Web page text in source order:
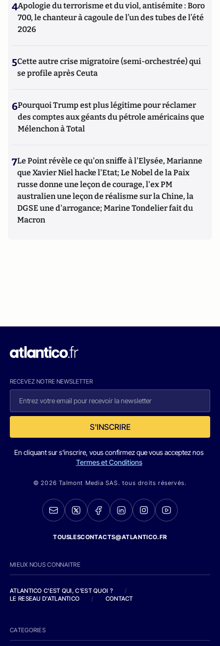
4Apologie du terrorisme et du viol, antisémite : Boro
700, le chanteur à cagoule de l’un des tubes de l’été
2026
5Cette autre crise migratoire (semi-orchestrée) qui
se profile après Ceuta
6Pourquoi Trump est plus légitime pour réclamer
des comptes aux géants du pétrole américains que
Mélenchon à Total
7Le Point révèle ce qu'on sniffe à l'Elysée, Marianne
que Xavier Niel hacke l'Etat; Le Nobel de la Paix
russe donne une leçon de courage, l'ex PM
australien une leçon de réalisme sur la Chine, la
DGSE une d'arrogance; Marine Tondelier fait du
Macron
RECEVEZ NOTRE NEWSLETTER
S'INSCRIRE
En cliquant sur s'inscrire, vous confirmez que vous acceptez nos
Termes et Conditions
© 2026 Talmont Media SAS. tous droits réservés.
TOUSLESCONTACTS@ATLANTICO.FR
MIEUX NOUS CONNAITRE
ATLANTICO C'EST QUI, C'EST QUOI ?
/
LE RESEAU D'ATLANTICO
/ CONTACT
CATEGORIES